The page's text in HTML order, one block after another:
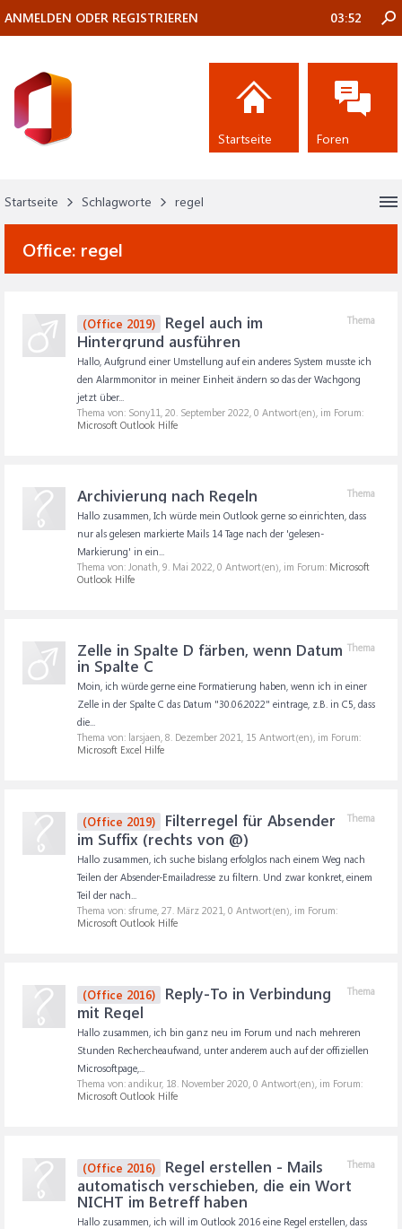
Startseite Schlagworte regel
Office: regel
Thema
(Office 2019)
Regel auch im
Hintergrund ausführen
Hallo, Aufgrund einer Umstellung auf ein anderes System musste ich
den Alarmmonitor in meiner Einheit ändern so das der Wachgong
jetzt über...
Thema von: Sony11, 20. September 2022, 0 Antwort(en), im Forum:
Microsoft Outlook Hilfe
Thema
Archivierung nach Regeln
Hallo zusammen, Ich würde mein Outlook gerne so einrichten, dass
nur als gelesen markierte Mails 14 Tage nach der 'gelesen-
Markierung' in ein...
Thema von: Jonath, 9. Mai 2022, 0 Antwort(en), im Forum: Microsoft
Outlook Hilfe
Thema
Zelle in Spalte D färben, wenn Datum
in Spalte C
Moin, ich würde gerne eine Formatierung haben, wenn ich in einer
Zelle in der Spalte C das Datum "30.06.2022" eintrage, z.B. in C5, dass
die...
Thema von: larsjaen, 8. Dezember 2021, 15 Antwort(en), im Forum:
Microsoft Excel Hilfe
Thema
(Office 2019)
Filterregel für Absender
im Suffix (rechts von @)
Hallo zusammen, ich suche bislang erfolglos nach einem Weg nach
Teilen der Absender-Emailadresse zu filtern. Und zwar konkret, einem
Teil der nach...
Thema von: sfrume, 27. März 2021, 0 Antwort(en), im Forum:
Microsoft Outlook Hilfe
Thema
(Office 2016)
Reply-To in Verbindung
mit Regel
Hallo zusammen, ich bin ganz neu im Forum und nach mehreren
Stunden Rechercheaufwand, unter anderem auch auf der offiziellen
Microsoftpage,...
Thema von: andikur, 18. November 2020, 0 Antwort(en), im Forum:
Microsoft Outlook Hilfe
Thema
(Office 2016)
Regel erstellen - Mails
automatisch verschieben, die ein Wort
NICHT im Betreff haben
Hallo zusammen, ich will im Outlook 2016 eine Regel erstellen, dass
ANMELDEN ODER REGISTRIEREN 03:52
Startseite Foren